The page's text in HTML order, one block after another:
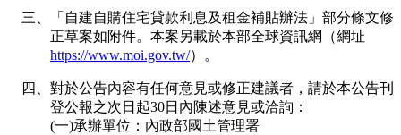
三、
「自建自購住宅貸款利息及租金補貼辦法」部分條文修
正草案如附件。本案另載於本部全球資訊網（網址
https://www.moi.gov.tw/）。
四、對於公告內容有任何意見或修正建議者，請於本公告刊
登公報之次日起30日內陳述意見或洽詢：
(一)承辦單位：內政部國土管理署